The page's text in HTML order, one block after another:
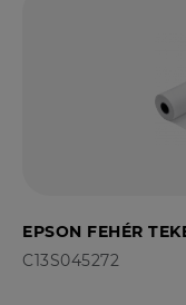
EPSON FEHÉR
C13S045272